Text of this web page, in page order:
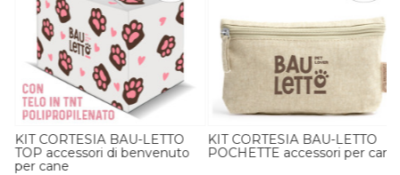
KIT CORTESIA BAU-LETTO
TOP accessori di benvenuto
per cane
KIT CORTESIA BAU-LETTO
POCHETTE accessori per cane